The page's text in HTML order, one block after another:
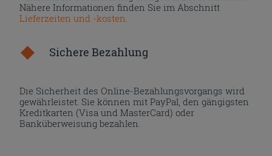
Nähere Informationen finden Sie im Abschnitt
Lieferzeiten und -kosten
Sichere Bezahlung
Die Sicherheit des Online-Bezahlungsvorgangs wird
gewährleistet. Sie können mit PayPal, den gängigsten
Kreditkarten (Visa und MasterCard) oder
Banküberweisung bezahlen.